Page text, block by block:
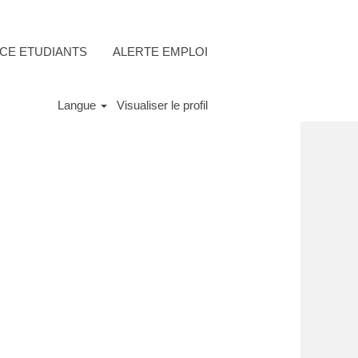
ETUDIANTS ALERTE EMPLOI
Langue Visualiser le profil